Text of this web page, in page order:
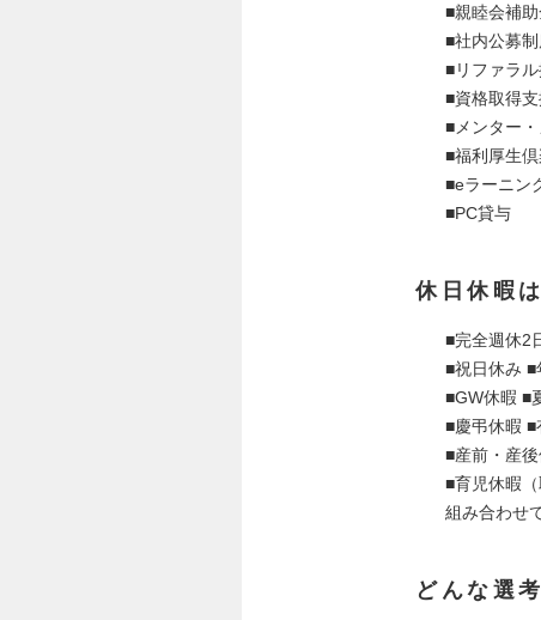
■親睦会補
■社内公募
■リファラル
■資格取得
■メンター
■福利厚生
■eラーニン
■PC貸与
休日休暇は
■完全週休2
■祝日休み ■
■GW休暇 ■
■慶弔休暇 ■
■産前・産後
■育児休暇
組み合わせ
どんな選